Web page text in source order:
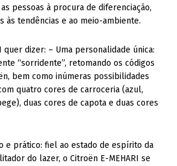
pessoas à procura de diferenciação,
às tendências e ao meio-ambiente.
quer dizer: – Uma personalidade única:
“sorridente”, retomando os códigos
bem como inúmeras possibilidades
quatro cores de carroceria (azul,
duas cores de capota e duas cores
e prático: fiel ao estado de espírito da
do lazer, o Citroën E-MEHARI se